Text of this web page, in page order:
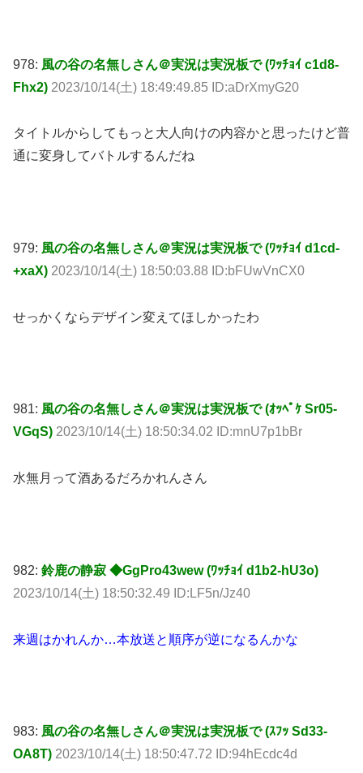
978: 風の谷の名無しさん＠実況は実況板で (ﾜｯﾁｮｲ c1d8-
Fhx2) 2023/10/14(土) 18:49:49.85 ID:aDrXmyG20
タイトルからしてもっと大人向けの内容かと思ったけど普
通に変身してバトルするんだね
979: 風の谷の名無しさん＠実況は実況板で (ﾜｯﾁｮｲ d1cd-
+xaX) 2023/10/14(土) 18:50:03.88 ID:bFUwVnCX0
せっかくならデザイン変えてほしかったわ
981: 風の谷の名無しさん＠実況は実況板で (ｵｯﾍﾟｹ Sr05-
VGqS) 2023/10/14(土) 18:50:34.02 ID:mnU7p1bBr
水無月って酒あるだろかれんさん
982: 鈴鹿の静寂 ◆GgPro43wew (ﾜｯﾁｮｲ d1b2-hU3o)
2023/10/14(土) 18:50:32.49 ID:LF5n/Jz40
来週はかれんか…本放送と順序が逆になるんかな
983: 風の谷の名無しさん＠実況は実況板で (ｽﾌｯ Sd33-
OA8T) 2023/10/14(土) 18:50:47.72 ID:94hEcdc4d